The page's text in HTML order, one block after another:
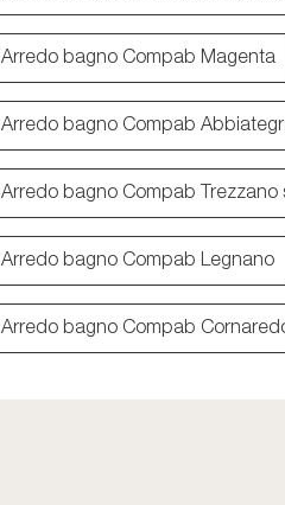
INK
Arredo bagno Compab Magenta
Arredo bagno Compab
Arredo bagno Compab Trezzano
Arredo bagno Compab Legnano
Arredo bagno Compab